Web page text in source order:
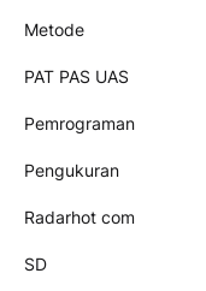
Metode
PAT PAS UAS
Pemrograman
Pengukuran
Radarhot com
SD